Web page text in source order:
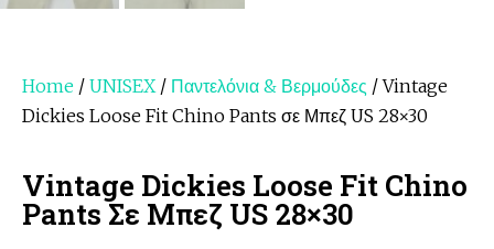
Home / UNISEX / Παντελόνια & Βερμούδες / Vintage
Dickies Loose Fit Chino Pants σε Μπεζ US 28×30
Vintage Dickies Loose Fit Chino
Pants Σε Μπεζ US 28×30